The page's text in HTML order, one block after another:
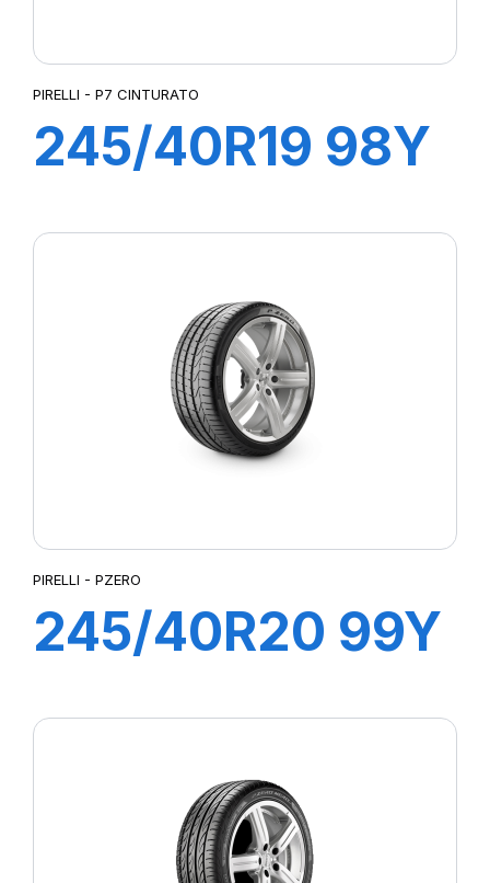
PIRELLI - P7 CINTURATO
245/40R19 98Y
(MOE)
PIRELLI - PZERO
245/40R20 99Y